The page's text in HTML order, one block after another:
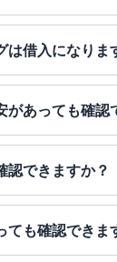
は借入になりま
があっても確認
認できますか？
ても確認できま